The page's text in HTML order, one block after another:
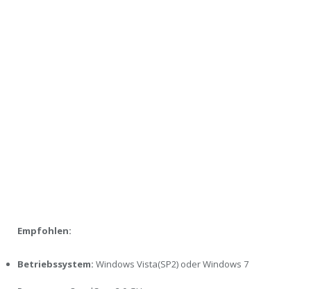
Empfohlen:
Betriebssystem: Windows Vista(SP2) oder Windows 7